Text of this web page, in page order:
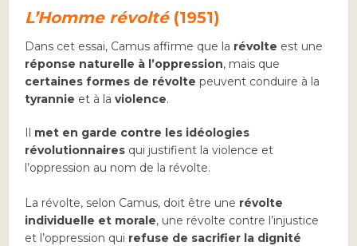
L’Homme révolté(1951)
Dans cet essai, Camus affirme que la révolte est une
réponse naturelle à l’oppression, mais que
certaines formes de révoltepeuvent conduire à la
tyrannie et à laviolence.
Il met en garde contre les idéologies
révolutionnaires qui justifient la violence et
l’oppression au nom de la révolte.
La révolte, selon Camus, doit être une révolte
individuelle et morale, une révolte contre l’injustice
et l’oppression qui refuse de sacrifier la dignité